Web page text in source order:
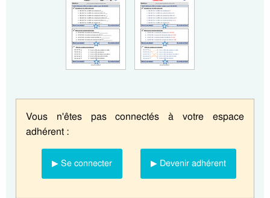
Vous n'êtes pas connectés à votre espace
adhérent :
▶ Se connecter ▶ Devenir adhérent